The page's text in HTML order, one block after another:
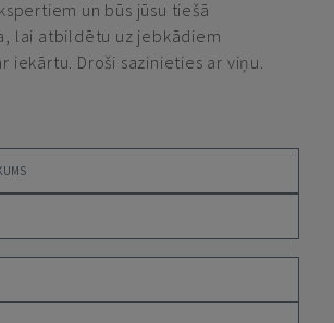
un būs jūsu tiešā
lai atbildētu uz jebkādiem
iekārtu. Droši sazinieties ar viņu.